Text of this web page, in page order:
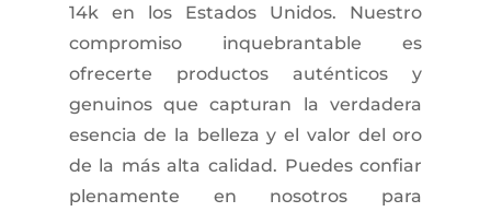
14k en los Estados Unidos. Nuestro
compromiso inquebrantable es
ofrecerte productos auténticos y
genuinos que capturan la verdadera
esencia de la belleza y el valor del oro
de la más alta calidad. Puedes confiar
plenamente en nosotros para